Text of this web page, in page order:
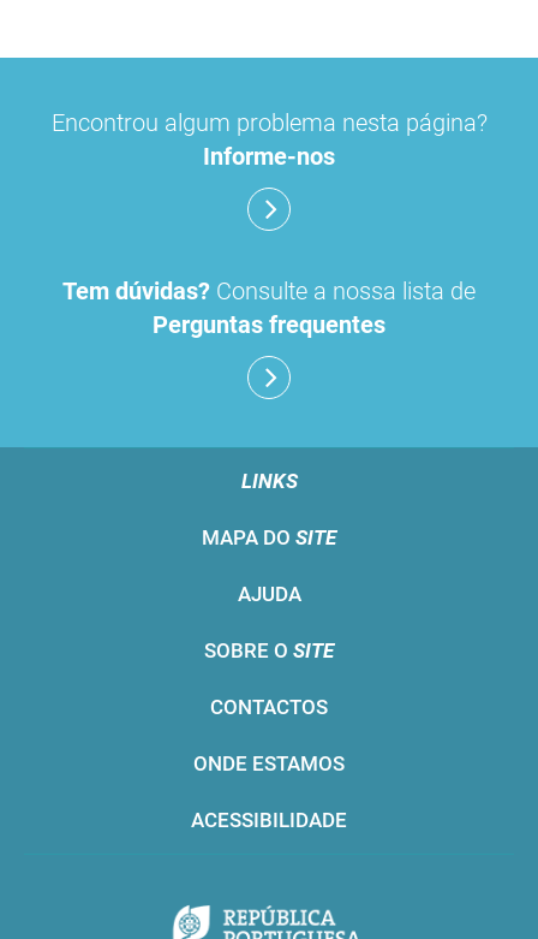
paracetamol codeina buclizina picetoprofeno
contraceção de emergência amorolfina
Encontrou algum problema nesta página?
Informe-nos
Tem dúvidas? Consulte a nossa lista de
Perguntas frequentes
LINKS
MAPA DO SITE
AJUDA
SOBRE O SITE
CONTACTOS
ONDE ESTAMOS
ACESSIBILIDADE